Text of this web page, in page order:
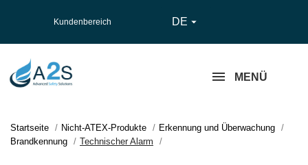
Kundenbereich DE 
MENÜ
Startseite Nicht-ATEX-Produkte
Erkennung und Überwachung
Brandkennung
Technischer Alarm